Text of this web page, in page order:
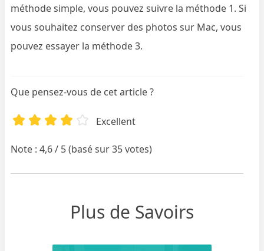
méthode simple, vous pouvez suivre la méthode 1. Si
vous souhaitez conserver des photos sur Mac, vous
pouvez essayer la méthode 3.
Que pensez-vous de cet article ?
Excellent
Note : 4,6 / 5 (basé sur 35 votes)
Plus de Savoirs